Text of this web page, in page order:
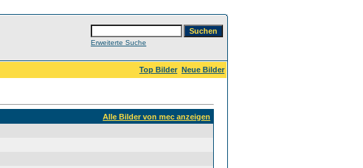
Erweiterte Suche
Top Bilder Neue Bilder
Alle Bilder von mec anzeigen